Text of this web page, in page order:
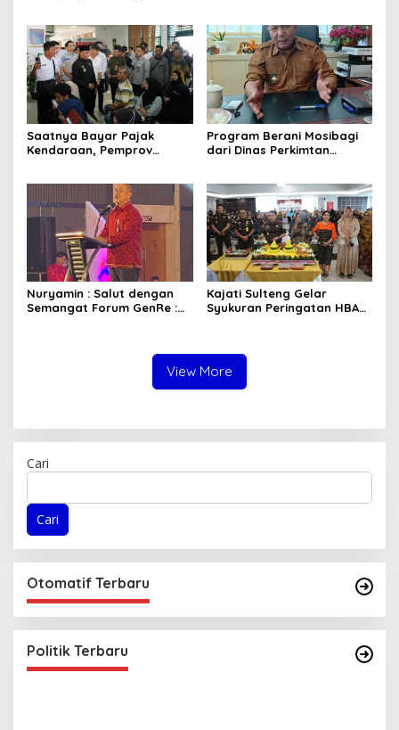
Saatnya Bayar Pajak
Kendaraan, Pemprov
Program Berani Mosibagi
dari Dinas Perkimtan
Nuryamin : Salut dengan
Semangat Forum GenRe :
Kajati Sulteng Gelar
Syukuran Peringatan HBA
View More
Cari
Cari
Otomatif Terbaru
Politik Terbaru